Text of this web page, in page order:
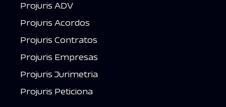
Projuris ADV
Projuris Acordos
Projuris Contratos
Projuris Empresas
Projuris Jurimetria
Projuris Peticiona